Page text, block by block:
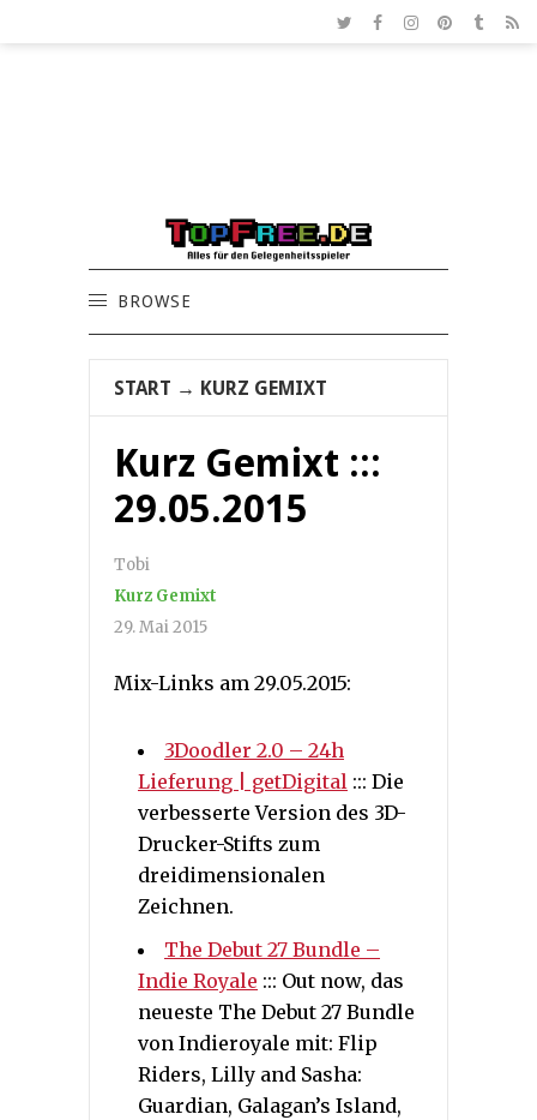
BROWSE
START → KURZ GEMIXT
Kurz Gemixt :::
29.05.2015
Tobi
Kurz Gemixt
29. Mai 2015
Mix-Links am 29.05.2015:
3Doodler 2.0 – 24h
Lieferung | getDigital ::: Die
verbesserte Version des 3D-
Drucker-Stifts zum
dreidimensionalen
Zeichnen.
The Debut 27 Bundle –
Indie Royale ::: Out now, das
neueste The Debut 27 Bundle
von Indieroyale mit: Flip
Riders, Lilly and Sasha:
Guardian, Galagan’s Island,